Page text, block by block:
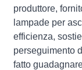
produttore,
lampade per
efficienza,
perseguimento
fatto